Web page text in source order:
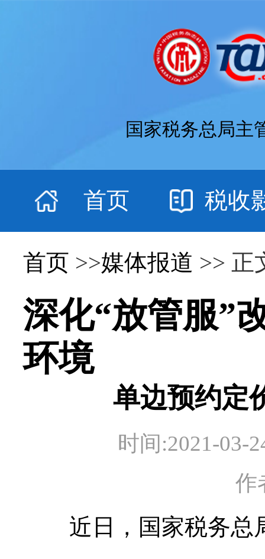
国家税务总局主
首页 税收
首页 >>媒体报道 >> 正
深化“放管服”
环境
单边预约定
时间:2021-03-
作
近日，国家税务总